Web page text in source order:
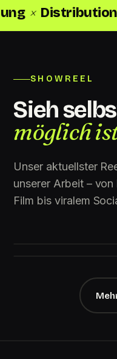
✺
SHOWREEL
Sieh
möglich
Unser aktuellster
unserer Arbeit –
Film bis viralem